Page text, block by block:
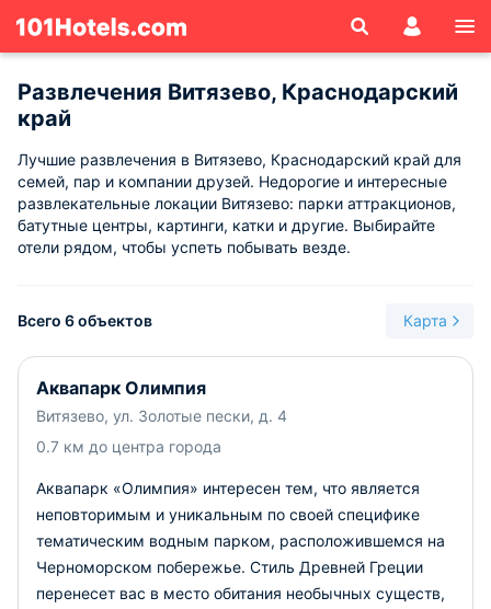
Развлечения Витязево, Краснодарский
край
Лучшие развлечения в Витязево, Краснодарский край для
семей, пар и компании друзей. Недорогие и интересные
развлекательные локации Витязево: парки аттракционов,
батутные центры, картинги, катки и другие. Выбирайте
отели рядом, чтобы успеть побывать везде.
Всего 6 объектов Карта
Аквапарк Олимпия
Витязево, ул. Золотые пески, д. 4
0.7 км до центра города
Аквапарк «Олимпия» интересен тем, что является
неповторимым и уникальным по своей специфике
тематическим водным парком, расположившемся на
Черноморском побережье. Стиль Древней Греции
перенесет вас в место обитания необычных существ,